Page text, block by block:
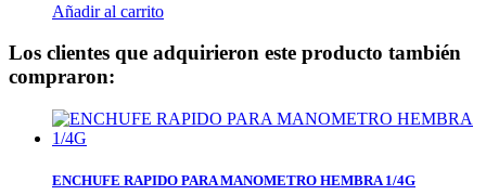
Añadir al carrito
Los clientes que adquirieron este producto también
compraron:
ENCHUFE RAPIDO PARA MANOMETRO HEMBRA 1/4G